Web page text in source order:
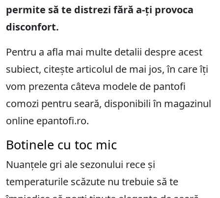
permite să te distrezi fără a-ți provoca
disconfort.
Pentru a afla mai multe detalii despre acest
subiect, citește articolul de mai jos, în care îți
vom prezenta câteva modele de pantofi
comozi pentru seară, disponibili în magazinul
online epantofi.ro.
Botinele cu toc mic
Nuanțele gri ale sezonului rece și
temperaturile scăzute nu trebuie să te